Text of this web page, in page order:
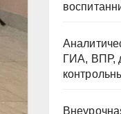
ГИА, ВПР,